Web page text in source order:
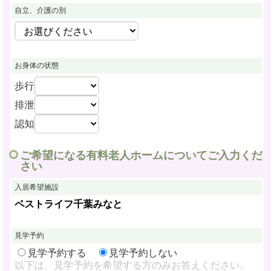
自立、介護の別
お身体の状態
歩行
排泄
認知
ご希望になる有料老人ホームについてご入力くだ
さい
入居希望施設
ベストライフ千葉みなと
見学予約
見学予約する
見学予約しない
以下は、見学予約を希望する方のみお答えください。